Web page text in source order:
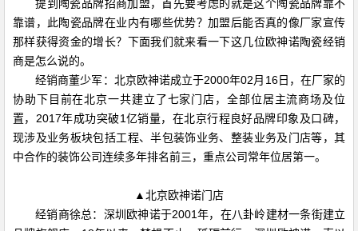
提到陶瓷品牌招商加盟，首先要考虑的就是这个陶瓷品牌靠不
靠谱，此陶瓷品牌在业内有哪些优势？加盟后能否真的像厂家宣传
那样获得资金的增长？下面我们就来看一下这几位欧神诺陶瓷经销
商是怎么说的。
经销商董少军：北京欧神诺成立于2000年02月16日，在厂家的
协助下目前在北京一共建立了七家门店，全部位居主流商场及位
置，2017年成功突破1亿销量，在北京行程良好品牌印象及口碑，
现涉及业务板块包括工程、半包装饰业务、整装业务及门店等，其
中合作的装饰公司连续多年排名前三，重点公司常年位居第一。
▲北京欧神诺门店
经销商徐总：深圳欧神诺于2001年，在八卦岭建材一条街建立